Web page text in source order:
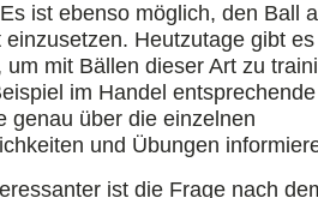
ist ebenso möglich, den Ball
einzusetzen. Heutzutage gibt
um mit Bällen dieser Art zu
im Handel
genau über die einzelnen
und Übungen
ist die Frage nach